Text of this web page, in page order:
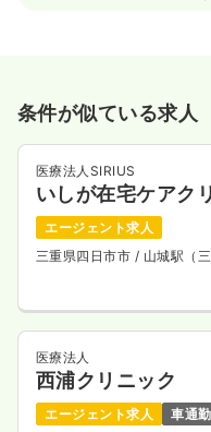
条件が似ている求人
医療法人SIRIUS
いしが在宅ケアク
エージェント求人
三重県四日市市 / 山城駅（
医療法人
西浦クリニック
エージェント求人
車通